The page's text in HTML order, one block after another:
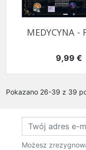
Szybki
MEDYCYNA -
Cena
9,99 €
Pokazano 26-39 z 39
Możesz